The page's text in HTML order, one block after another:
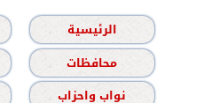
الرئيسية
محافظات
نواب واحزاب